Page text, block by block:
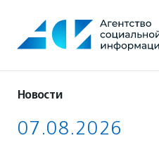
содержанию
Новости
07.08.2026